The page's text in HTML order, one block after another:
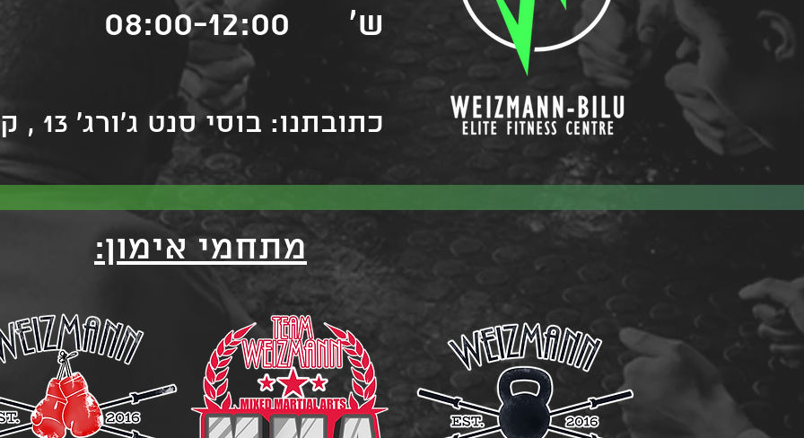
ש' 08:00-12:00
כתובתנו: בוסי סנט ג'ורג' 13 , קרית עקרון
מתחמי אימון: